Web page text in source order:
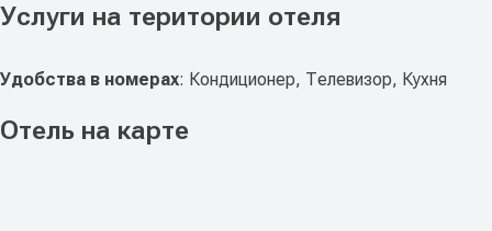
Услуги на територии отеля
Удобства в номерах: Кондиционер, Телевизор, Кухня
Отель на карте